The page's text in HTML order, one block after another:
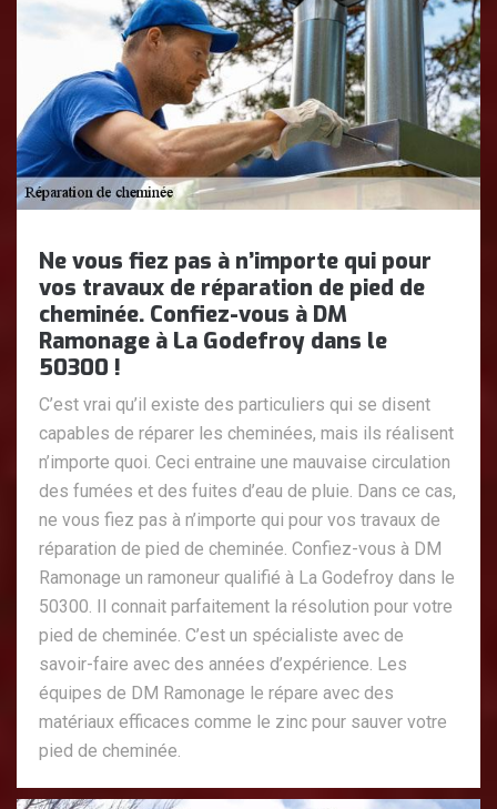
Ne vous fiez pas à n’importe qui pour
vos travaux de réparation de pied de
cheminée. Confiez-vous à DM
Ramonage à La Godefroy dans le
50300 !
C’est vrai qu’il existe des particuliers qui se disent
capables de réparer les cheminées, mais ils réalisent
n’importe quoi. Ceci entraine une mauvaise circulation
des fumées et des fuites d’eau de pluie. Dans ce cas,
ne vous fiez pas à n’importe qui pour vos travaux de
réparation de pied de cheminée. Confiez-vous à DM
Ramonage un ramoneur qualifié à La Godefroy dans le
50300. Il connait parfaitement la résolution pour votre
pied de cheminée. C’est un spécialiste avec de
savoir-faire avec des années d’expérience. Les
équipes de DM Ramonage le répare avec des
matériaux efficaces comme le zinc pour sauver votre
pied de cheminée.